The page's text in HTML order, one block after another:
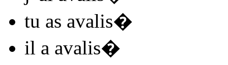
tu as avalis�
il a avalis�